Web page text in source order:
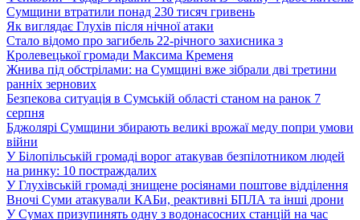
Сумщини втратили понад 230 тисяч гривень
Як виглядає Глухів після нічної атаки
Стало відомо про загибель 22-річного захисника з
Кролевецької громади Максима Кременя
Жнива під обстрілами: на Сумщині вже зібрали дві третини
ранніх зернових
Безпекова ситуація в Сумській області станом на ранок 7
серпня
Бджолярі Сумщини збирають великі врожаї меду попри умови
війни
У Білопільській громаді ворог атакував безпілотником людей
на ринку: 10 постраждалих
У Глухівській громаді знищене росіянами поштове відділення
Вночі Суми атакували КАБи, реактивні БПЛА та інші дрони
У Сумах призупинять одну з водонасосних станцій на час